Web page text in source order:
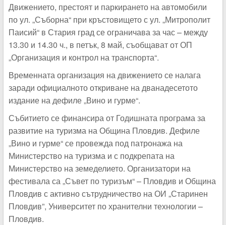
Движението, престоят и паркирането на автомобили
по ул. „Съборна“ при кръстовището с ул. „Митрополит
Паисий“ в Стария град се ограничава за час – между
13.30 и 14.30 ч., в петък, 8 май, съобщават от ОП
„Организация и контрол на транспорта“.
Временната организация на движението се налага
заради официалното откриване на дванадесетото
издание на дефиле „Вино и гурме“.
Събитието се финансира от Годишната програма за
развитие на туризма на Община Пловдив. Дефиле
„Вино и гурме“ се провежда под патронажа на
Министерство на туризма и с подкрепата на
Министерство на земеделието. Организатори на
фестивала са „Съвет по туризъм“ – Пловдив и Община
Пловдив с активно сътрудничество на ОИ „Старинен
Пловдив”, Университет по хранителни технологии –
Пловдив.